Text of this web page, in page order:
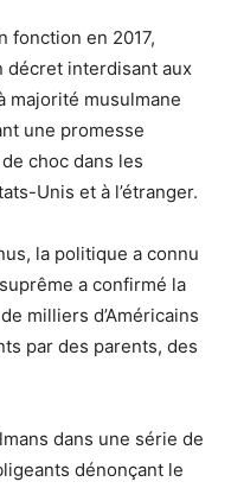
fonction en 2017,
décret interdisant aux
majorité musulmane
une promesse
choc dans les
Unis et à l’étranger.
la politique a connu
a confirmé la
milliers d’Américains
par des parents, des
dans une série de
dénonçant le